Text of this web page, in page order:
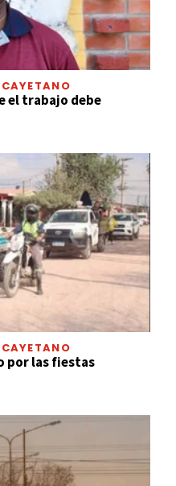
el trabajo debe
por las fiestas